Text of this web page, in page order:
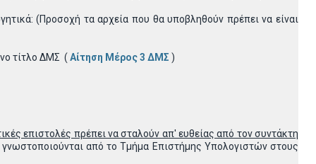
(Προσοχή τα αρχεία που θα υποβληθούν πρέπει να είναι
τίτλο ΔΜΣ ( Αίτηση Μέρος 3 ΔΜΣ )
επιστολές πρέπει να σταλούν απ' ευθείας από τον συντάκτη
γνωστοποιούνται από το Τμήμα Επιστήμης Υπολογιστών στους